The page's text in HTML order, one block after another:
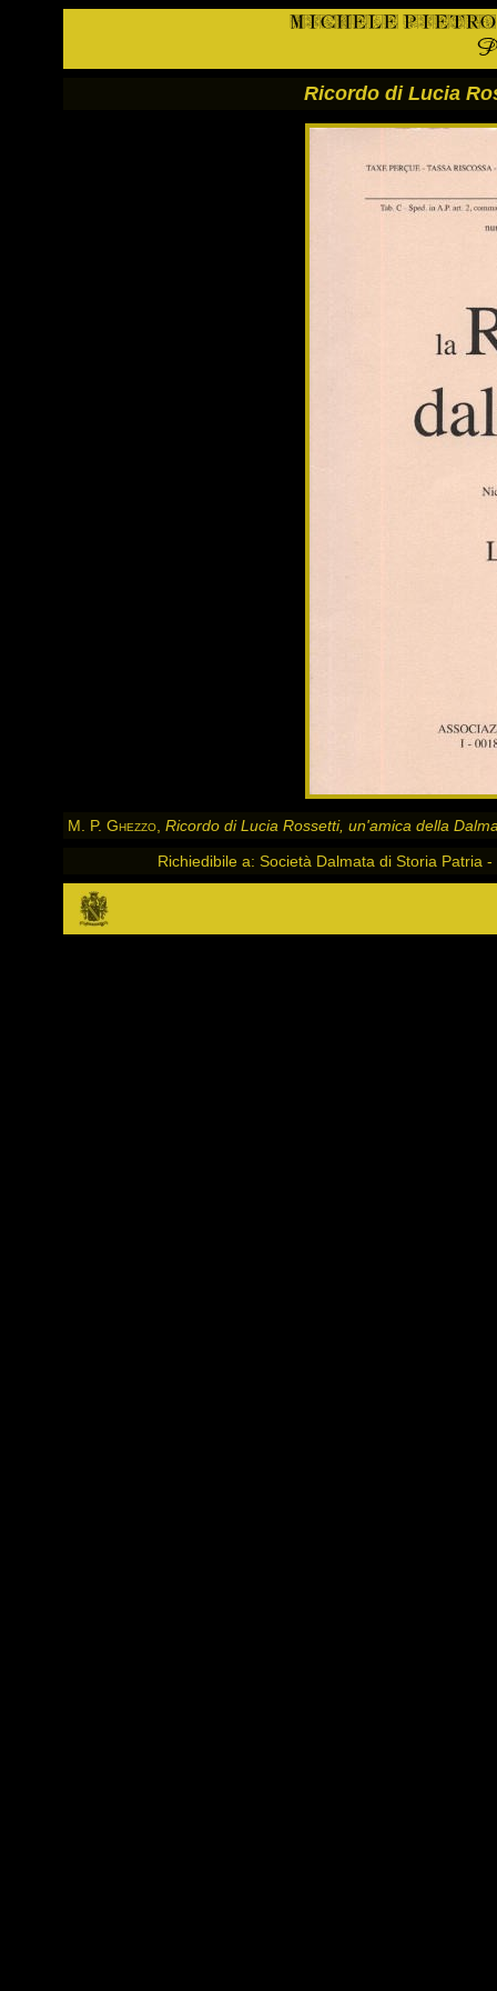
Ricordo di Lucia
M. P. Ghezzo Ricordo di Lucia Rossetti, un'amica della
Richiedibile a: Società Dalmata di Storia Patria